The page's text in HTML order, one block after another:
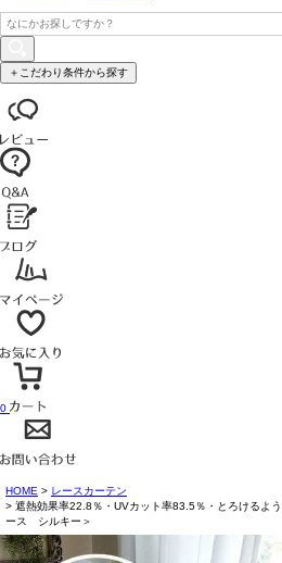
＋こだわり条件から探す
0
HOME
レースカーテン
遮熱効果率22.8％・UVカット率83.5％・とろけるよ
ース シルキー＞